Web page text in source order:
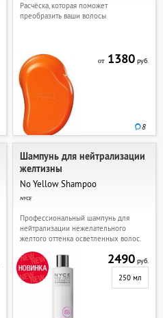
Расчёска, которая поможет
преобразить ваши волосы
от1380руб.
8
Шампунь для нейтрализации
желтизны
No Yellow Shampoo
NYCE
Профессиональный шампунь для
нейтрализации нежелательного
желтого оттенка осветленных волос.
2490руб.
250 мл